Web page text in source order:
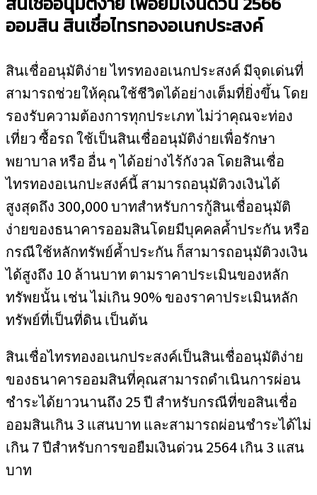
ออมสิน สินเชื่อไทรทองอเนกประสงค์
สินเชื่ออนุมัติง่าย ไทรทองอเนกประสงค์ มีจุดเด่นที่
สามารถช่วยให้คุณใช้ชีวิตได้อย่างเต็มที่ยิ่งขึ้น โดย
รองรับความต้องการทุกประเภท ไม่ว่าคุณจะท่อง
เที่ยว ซื้อรถ ใช้เป็นสินเชื่ออนุมัติง่ายเพื่อรักษา
พยาบาล หรือ อื่น ๆ ได้อย่างไร้กังวล โดยสินเชื่อ
ไทรทองอเนกปะสงค์นี้ สามารถอนุมัติวงเงินได้
สูงสุดถึง 300,000 บาทสำหรับการกู้สินเชื่ออนุมัติ
ง่ายของธนาคารออมสินโดยมีบุคคลค้ำประกัน หรือ
กรณีใช้หลักทรัพย์ค้ำประกัน ก็สามารถอนุมัติวงเงิน
ได้สูงถึง 10 ล้านบาท ตามราคาประเมินของหลัก
ทรัพยนั้น เช่น ไม่เกิน 90% ของราคาประเมินหลัก
ทรัพย์ที่เป็นที่ดิน เป็นต้น
สินเชื่อไทรทองอเนกประสงค์เป็นสินเชื่ออนุมัติง่าย
ของธนาคารออมสินที่คุณสามารถดำเนินการผ่อน
ชำระได้ยาวนานถึง 25 ปี สำหรับกรณีที่ขอสินเชื่อ
ออมสินเกิน 3 แสนบาท และสามารถผ่อนชำระได้ไม่
เกิน 7 ปีสำหรับการขอยืมเงินด่วน 2564 เกิน 3 แสน
บาท